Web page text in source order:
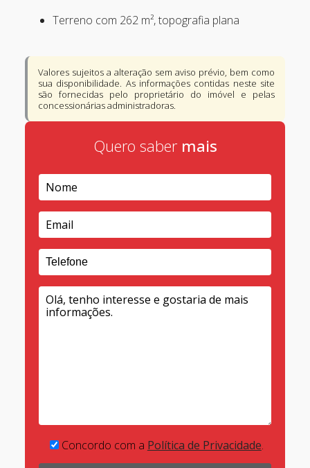
Terreno com 262 m², topografia plana
Valores sujeitos a alteração sem aviso prévio, bem como
sua disponibilidade. As informações contidas neste site
são fornecidas pelo proprietário do imóvel e pelas
concessionárias administradoras.
Quero saber
Concordo com a Política de Privacidade.